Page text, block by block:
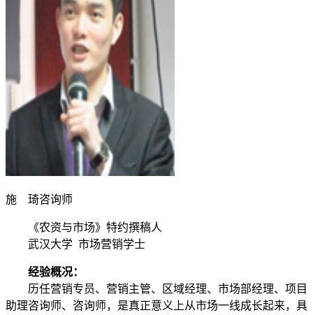
施 琦咨询师
《农资与市场》特约撰稿人
武汉大学 市场营销学士
经验概况：
历任营销专员、营销主管、区域经理、市场部经理、项目
助理咨询师、咨询师，是真正意义上从市场一线成长起来，具